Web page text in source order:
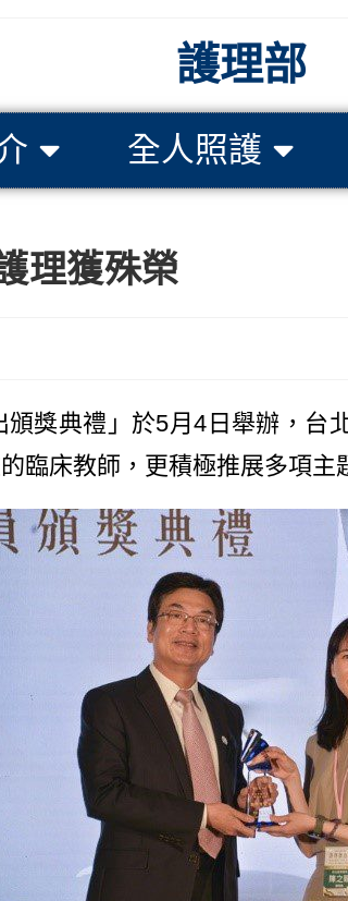
護理部
全人照護
理獲殊榮
典禮」於5月4日舉辦，台
臨床教師，更積極推展多項主